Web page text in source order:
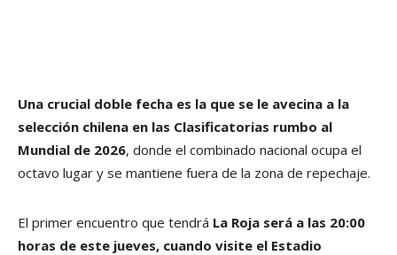
Una crucial doble fecha es la que se le avecina a la
selección chilena en las Clasificatorias rumbo al
Mundial de 2026, donde el combinado nacional ocupa el
octavo lugar y se mantiene fuera de la zona de repechaje.
El primer encuentro que tendrá La Roja será a las 20:00
horas de este jueves, cuando visite el Estadio